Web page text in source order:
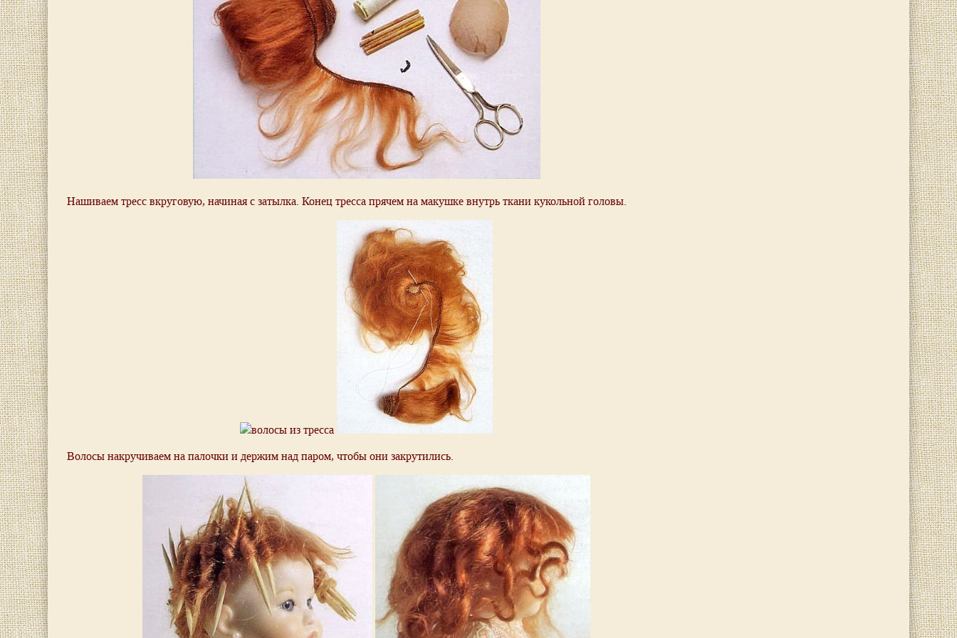
Нашиваем тресс вкруговую, начиная с затылка. Конец тресса прячем на макушке внутрь ткани кукольной головы.
Волосы накручиваем на палочки и держим над паром, чтобы они закрутились.